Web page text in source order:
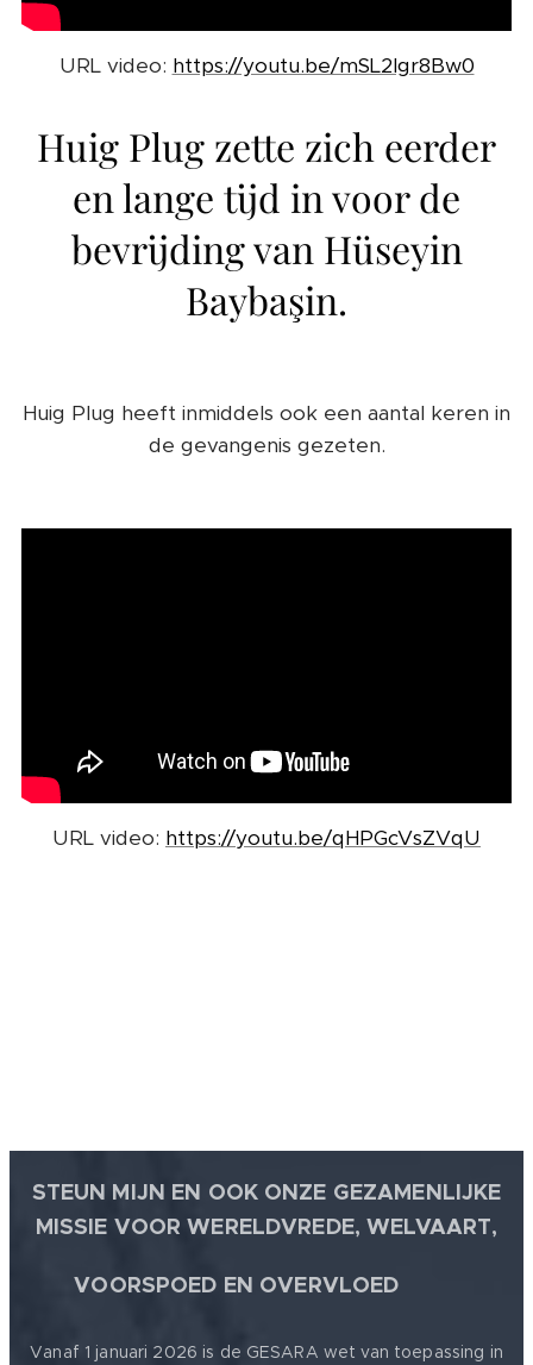
URL video: https://youtu.be/mSL2Igr8Bw0
Huig Plug zette zich eerder
en lange tijd in voor de
bevrijding van Hüseyin
Baybaşin.
Huig Plug heeft inmiddels ook een aantal keren in
de gevangenis gezeten.
URL video: https://youtu.be/qHPGcVsZVqU
STEUN MIJN EN OOK ONZE GEZAMENLIJKE
MISSIE VOOR WERELDVREDE, WELVAART,
VOORSPOED EN OVERVLOED
Vanaf 1 januari 2026 is de GESARA wet van toepassing in